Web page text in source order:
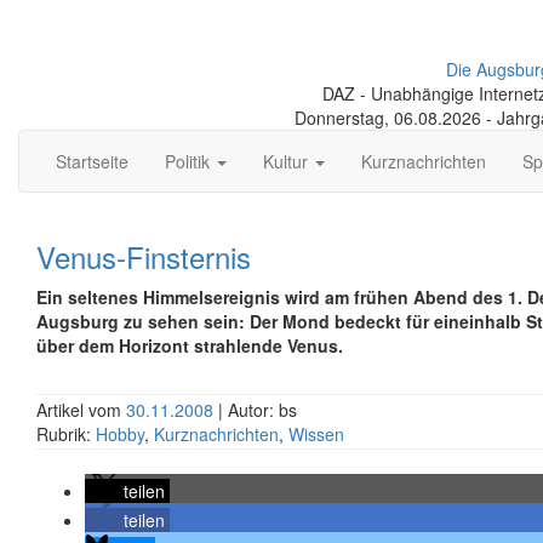
Die
DAZ - Unabhängige
Donnerstag, 06.08.2026 -
Startseite
Politik Kultur Kurznachrichten
Venus-Finsternis
Ein seltenes Himmelsereignis wird am frühen Abend des 1.
Augsburg zu sehen sein: Der Mond bedeckt für eineinhalb
über dem Horizont strahlende Venus.
Artikel vom 30.11.2008 | Autor: bs
Rubrik: Hobby, Kurznachrichten, Wissen
teilen
teilen